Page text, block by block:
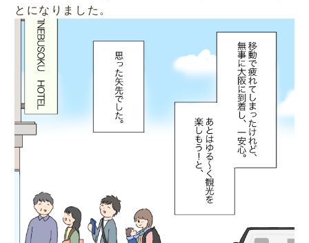
とになりました。